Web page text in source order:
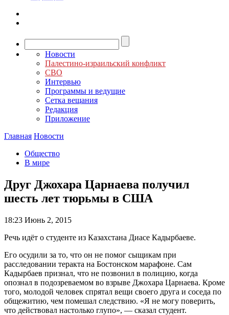
Новости
Палестино-израильский конфликт
СВО
Интервью
Программы и ведущие
Сетка вещания
Редакция
Приложение
Главная Новости
Общество
В мире
Друг Джохара Царнаева получил
шесть лет тюрьмы в США
18:23 Июнь 2, 2015
Речь идёт о студенте из Казахстана Диасе Кадырбаеве.
Его осудили за то, что он не помог сыщикам при
расследовании теракта на Бостонском марафоне. Сам
Кадырбаев признал, что не позвонил в полицию, когда
опознал в подозреваемом во взрыве Джохара Царнаева. Кроме
того, молодой человек спрятал вещи своего друга и соседа по
общежитию, чем помешал следствию. «Я не могу поверить,
что действовал настолько глупо», — сказал студент.